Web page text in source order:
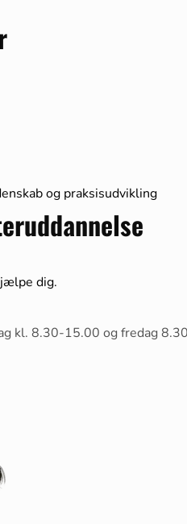
og praksisudvikling
dig.
kl. 8.30-15.00 og fredag